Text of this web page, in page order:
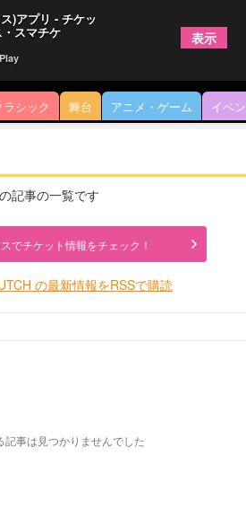
ラシック 舞台 アニメ・ゲーム イベ
記事の一覧です
でチケット情報をチェック！
の最新情報をRSSで購読
記事は見つかりませんでした
)アプリ - チケッ
・スマチケ 表示